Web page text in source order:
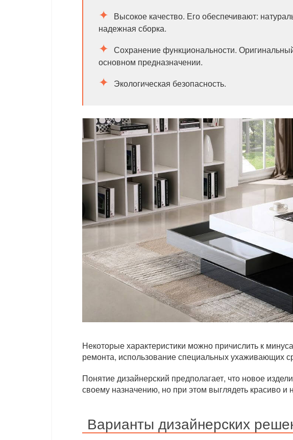
Высокое качество. Его обеспечивают:
надежная сборка.
Сохранение функциональности.
основном предназначении.
Экологическая безопасность.
Некоторые характеристики можно причислить к
ремонта, использование специальных ухаживающих
Понятие дизайнерский предполагает, что новое
своему назначению, но при этом выглядеть красиво и
Варианты дизайнерских